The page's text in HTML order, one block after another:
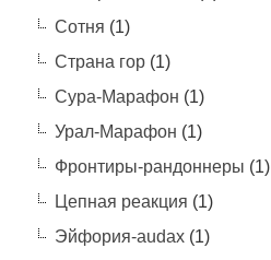
Сотня (1)
Страна гор(1)
Сура-Марафон (1)
Урал-Марафон (1)
Фронтиры-рандоннеры (1)
Цепная реакция (1)
Эйфория-audax(1)